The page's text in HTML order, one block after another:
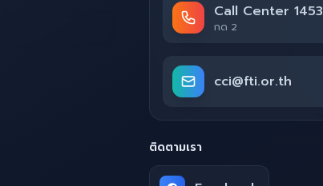
Call Center 1453
กด 2
cci@fti.or.th
ติดตามเรา